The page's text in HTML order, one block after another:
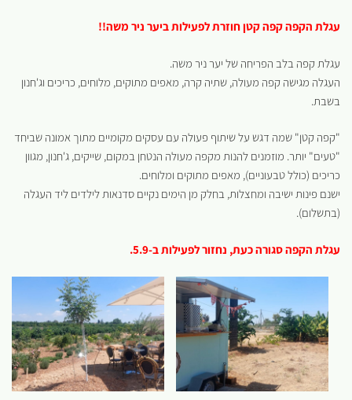
עגלת הקפה קפה קטן חוזרת לפעילות ביער ניר משה!!
עגלת קפה בלב הפריחה של יער ניר משה.
העגלה מגישה קפה מעולה, שתיה קרה, מאפים מתוקים, מלוחים, כריכים וג'חנון
בשבת.
"קפה קטן" שמה דגש על שיתוף פעולה עם עסקים מקומיים מתוך אמונה שביחד
"טעים" יותר. מוזמנים להנות מקפה מעולה הנטחן במקום, שייקים, ג'חנון, מגוון
כריכים (כולל טבעוניים), מאפים מתוקים ומלוחים.
ישנם פינות ישיבה ומחצלות, בחלק מן הימים נקיים סדנאות לילדים ליד העגלה
(בתשלום).
עגלת הקפה סגורה כעת, נחזור לפעילות ב-5.9.